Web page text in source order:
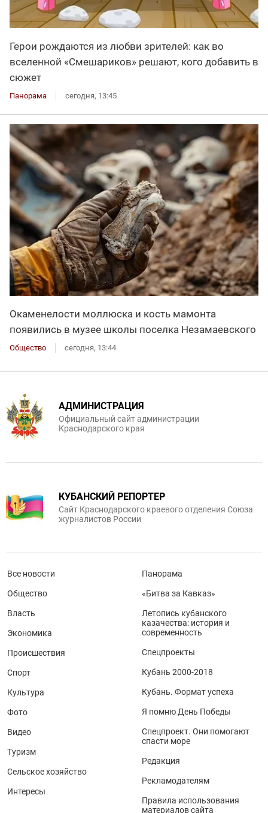
Герои рождаются из любви зрителей: как во
вселенной «Смешариков» решают, кого добавить в
сюжет
Панорама сегодня, 13:45
Окаменелости моллюска и кость мамонта
появились в музее школы поселка Незамаевского
Общество сегодня, 13:44
АДМИНИСТРАЦИЯ
Официальный сайт администрации
Краснодарского края
КУБАНСКИЙ РЕПОРТЕР
Сайт Краснодарского краевого отделения Союза
журналистов России
Все новости
Общество
Власть
Экономика
Происшествия
Спорт
Культура
Фото
Видео
Туризм
Сельское хозяйство
Интересы
Панорама
«Битва за Кавказ»
Летопись кубанского
казачества: история и
современность
Спецпроекты
Кубань 2000-2018
Кубань. Формат успеха
Я помню День Победы
Спецпроект. Они помогают
спасти море
Редакция
Рекламодателям
Правила использования
материалов сайта